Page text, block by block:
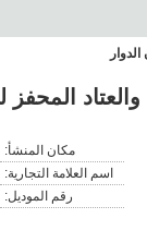
المحفز
مكان المنشأ:
اسم العلامة التجارية:
رقم الموديل: